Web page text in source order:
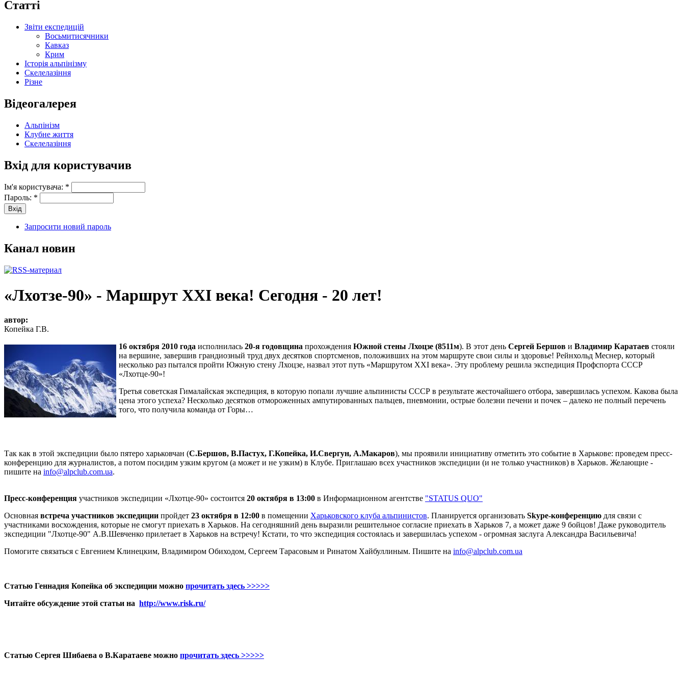
Статті
Звіти експедицій
Восьмитисячники
Кавказ
Крим
Історія альпінізму
Скелелазіння
Різне
Відеогалерея
Альпінізм
Клубне життя
Скелелазіння
Вхід для користувачив
Ім'я користувача: *
Пароль: *
Запросити новий пароль
Канал новин
«Лхотзе-90» - Маршрут ХХІ века! Сегодня - 20 лет!
автор:
Копейка Г.В.
16 октября 2010 года исполнилась 20-я годовщина прохождения Южной стены Лхоцзе (8511м). В этот день Сергей Бершов и Владимир Каратаев стояли
на вершине, завершив грандиозный труд двух десятков спортсменов, положивших на этом маршруте свои силы и здоровье! Рейнхольд Меснер, который
несколько раз пытался пройти Южную стену Лхоцзе, назвал этот путь «Маршрутом ХХI века». Эту проблему решила экспедиция Профспорта СССР
«Лхотце-90»!
Третья советская Гималайская экспедиция, в которую попали лучшие альпинисты СССР в результате жесточайшего отбора, завершилась успехом. Какова была
цена этого успеха? Несколько десятков отмороженных ампутированных пальцев, пневмонии, острые болезни печени и почек – далеко не полный перечень
того, что получила команда от Горы…
Так как в этой экспедиции было пятеро харьковчан (С.Бершов, В.Пастух, Г.Копейка, И.Свергун, А.Макаров), мы проявили инициативу отметить это событие в Харькове: проведем пресс-
конференцию для журналистов, а потом посидим узким кругом (а может и не узким) в Клубе. Приглашаю всех участников экспедиции (и не только участников) в Харьков. Желающие -
пишите на info@alpclub.com.ua.
Пресс-конференция участников экспедиции «Лхотце-90» состоится 20 октября в 13:00 в Информационном агентстве "STATUS QUO"
Основная встреча участников экспедиции пройдет 23 октября в 12:00 в помещении Харьковского клуба альпинистов. Планируется организовать Skype-конференцию для связи с
участниками восхождения, которые не смогут приехать в Харьков. На сегодняшний день выразили решительное согласие приехать в Харьков 7, а может даже 9 бойцов! Даже руководитель
экспедиции "Лхотце-90" А.В.Шевченко прилетает в Харьков на встречу! Кстати, то что экспедиция состоялась и завершилась успехом - огромная заслуга Александра Васильевича!
Помогите связаться с Евгением Клинецким, Владимиром Обиходом, Сергеем Тарасовым и Ринатом Хайбуллиным. Пишите на info@alpclub.com.ua
Статью Геннадия Копейка об экспедиции можно прочитать здесь >>>>>
Читайте обсуждение этой статьи на http://www.risk.ru/
Статью Сергея Шибаева о В.Каратаеве можно прочитать здесь >>>>>